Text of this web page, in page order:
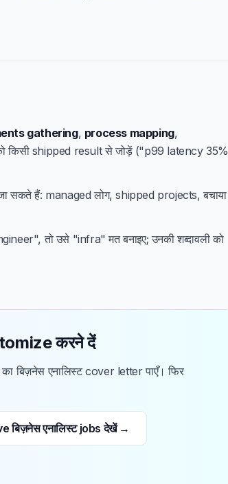
gathering, process mapping,
किसी shipped result से जोड़ें ("p99 latency 35%
सकते हैं: managed लोग, shipped projects, बचाया
तो उसे "infra" मत बनाइए; उनकी शब्दावली को
करने दें
बिज़नेस एनालिस्ट cover letter पाएँ। फिर
बिज़नेस एनालिस्ट jobs देखें →